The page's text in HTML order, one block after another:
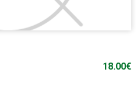
18.00€